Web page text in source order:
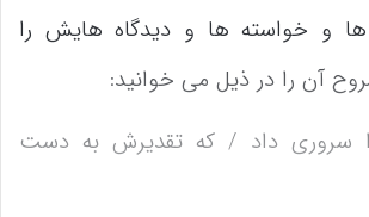
و خواسته ها و دیدگاه هایش را
آن را در ذیل می خوانید:
سروری داد / که تقدیرش به دست